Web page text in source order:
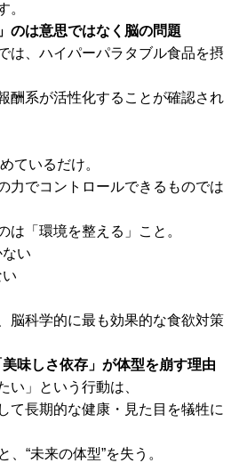
。
のは意思ではなく脳の問題
は、ハイパーパラタブル食品を摂
酬系が活性化することが確認され
ているだけ。
力でコントロールできるものでは
は「環境を整える」こと。
い
脳科学的に最も効果的な食欲対策
味しさ依存」が体型を崩す理由
い」という行動は、
て長期的な健康・見た目を犠牲に
、“未来の体型”を失う。